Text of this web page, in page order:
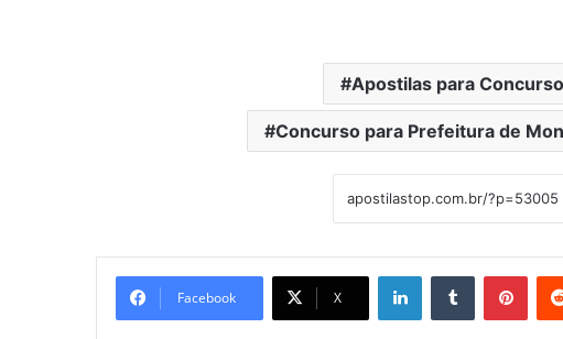
Apostilas para
Concurso para Prefeitura de
Facebook X
LinkedinTumblr